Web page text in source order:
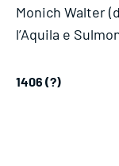
Monich Walter
l’Aquila e
1406 (?)